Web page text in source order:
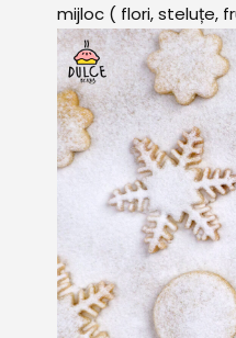
mijloc ( flori, steluțe,